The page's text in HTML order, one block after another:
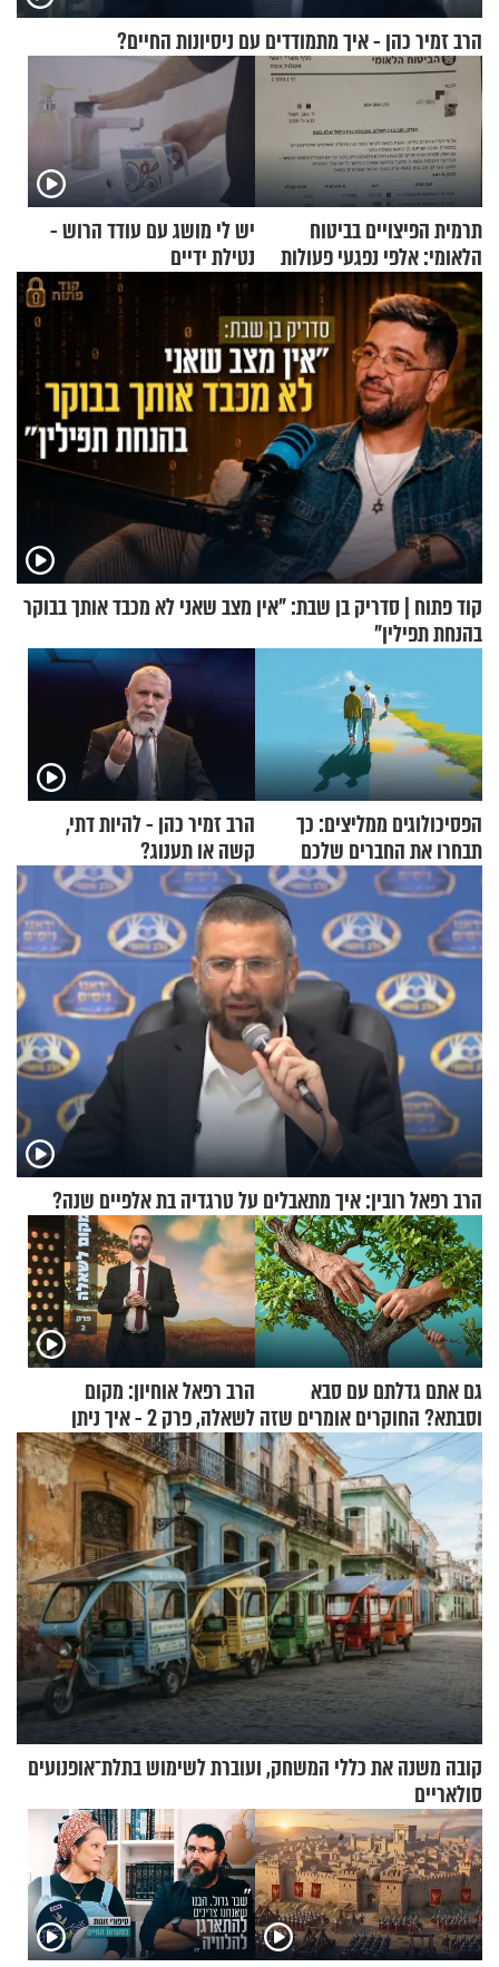
הרב זמיר כהן - איך מתמודדים עם ניסיונות החיים?
תרמית הפיצויים בביטוח
הלאומי: אלפי נפגעי פעולות
איבה קיבלו כספים במירמה
יש לי מושג עם עודד הרוש -
נטילת ידיים
קוד פתוח | סדריק בן שבת: "אין מצב שאני לא מכבד אותך בבוקר
בהנחת תפילין"
הפסיכולוגים ממליצים: כך
תבחרו את החברים שלכם
בחיים
הרב זמיר כהן - להיות דתי,
קשה או תענוג?
הרב רפאל רובין: איך מתאבלים על טרגדיה בת אלפיים שנה?
גם אתם גדלתם עם סבא
וסבתא? החוקרים אומרים שזה
מתכון מנצח
הרב רפאל אוחיון: מקום
לשאלה, פרק 2 - איך ניתן
להוכיח שהתורה משמיים?
קובה משנה את כללי המשחק, ועוברת לשימוש בתלת־אופנועים
סולאריים